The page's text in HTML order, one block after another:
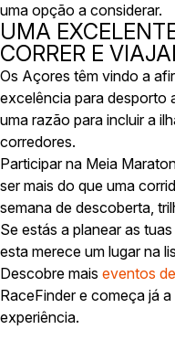
uma opção a considerar.
UMA
CORRER E
Os Açores têm vindo a
excelência para desporto
uma razão para incluir a
corredores.
Participar na Meia
ser mais do que uma
semana de descoberta,
Se estás a planear as
esta merece um lugar na
Descobre mais eventos
RaceFinder e começa já
experiência.